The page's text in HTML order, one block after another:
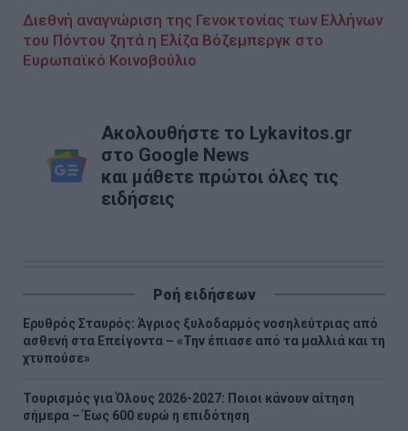
Διεθνή αναγνώριση της Γενοκτονίας των Ελλήνων
του Πόντου ζητά η Ελίζα Βόζεμπεργκ στο
Ευρωπαϊκό Κοινοβούλιο
Ακολουθήστε το Lykavitos.gr
στο Google News
και μάθετε πρώτοι όλες τις
ειδήσεις
Ροή ειδήσεων
Ερυθρός Σταυρός: Άγριος ξυλοδαρμός νοσηλεύτριας από
ασθενή στα Επείγοντα – «Την έπιασε από τα μαλλιά και τη
χτυπούσε»
Τουρισμός για Όλους 2026-2027: Ποιοι κάνουν αίτηση
σήμερα – Έως 600 ευρώ η επιδότηση